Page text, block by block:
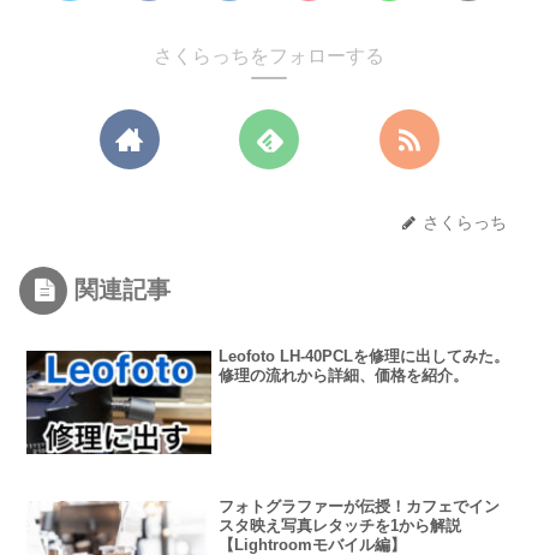
さくらっちをフォローする
さくらっち
関連記事
Leofoto LH-40PCLを修理に出してみた。
修理の流れから詳細、価格を紹介。
フォトグラファーが伝授！カフェでイン
スタ映え写真レタッチを1から解説
【Lightroomモバイル編】